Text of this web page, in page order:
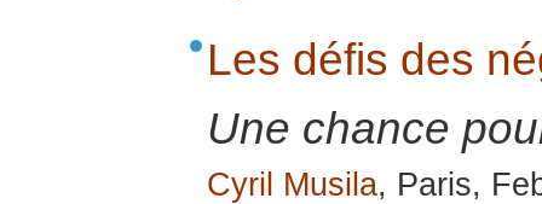
Les défis des
Une chance
Cyril Musila, Paris,